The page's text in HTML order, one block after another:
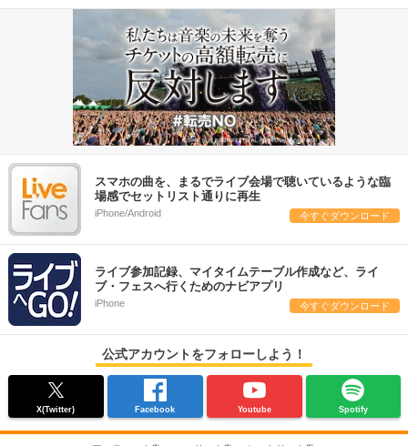
スマホの曲を、まるでライブ会場で聴いているような臨
場感でセットリスト通りに再生
iPhone/Android 今すぐダウンロード
ライブ参加記録、マイタイムテーブル作成など、ライ
ブ・フェスへ行くためのナビアプリ
iPhone 今すぐダウンロード
公式アカウントをフォローしよう！
X(Twitter) Facebook Youtube Spotify